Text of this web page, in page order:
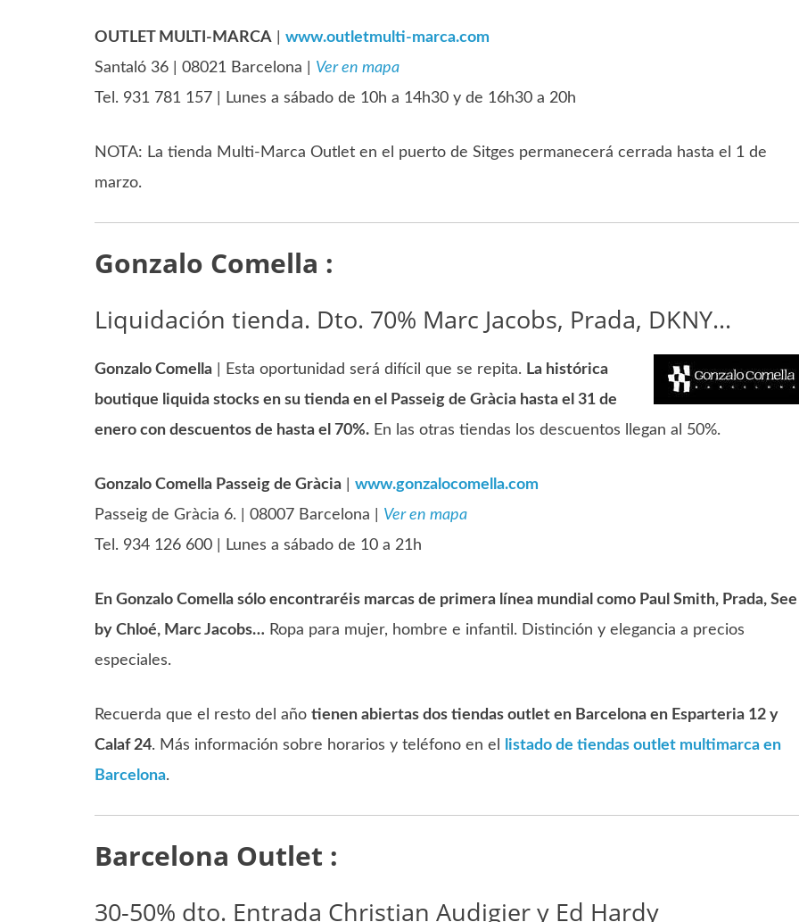
OUTLET MULTI-MARCA| www.outletmulti-marca.com
Santaló 36 | 08021 Barcelona | Ver en mapa
Tel. 931 781 157 | Lunes a sábado de 10h a 14h30 y de 16h30 a 20h
NOTA: La tienda Multi-Marca Outlet en el puerto de Sitges permanecerá cerrada hasta el 1 de
marzo.
Gonzalo Comella :
Liquidación tienda. Dto. 70% Marc Jacobs, Prada, DKNY…
Gonzalo Comella| Esta oportunidad será difícil que se repita. La histórica
boutique liquida stocks en su tienda en el Passeig de Gràcia hasta el 31 de
enero con descuentos de hasta el 70%.En las otras tiendas los descuentos llegan al 50%.
Gonzalo Comella Passeig de Gràcia| www.gonzalocomella.com
Passeig de Gràcia 6. | 08007 Barcelona | Ver en mapa
Tel. 934 126 600 | Lunes a sábado de 10 a 21h
En Gonzalo Comella sólo encontraréis marcas de primera línea mundial como Paul Smith, Prada, See
by Chloé, Marc Jacobs… Ropa para mujer, hombre e infantil. Distinción y elegancia a precios
especiales.
Recuerda que el resto del año tienen abiertas dos tiendas outlet en Barcelona en Esparteria 12 y
Calaf 24. Más información sobre horarios y teléfono en el
listado de tiendas outlet multimarca en
Barcelona.
Barcelona Outlet :
30-50% dto. Entrada Christian Audigier y Ed Hardy